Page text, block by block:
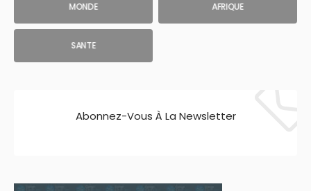
MONDE AFRIQUE
SANTE
Abonnez-Vous À La Newsletter